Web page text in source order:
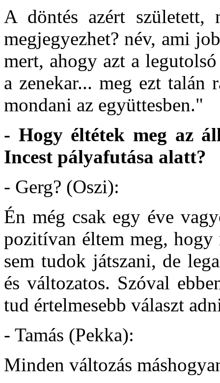
A döntés azért született,
megjegyezhet? név, ami
mert, ahogy azt a
a zenekar... meg ezt
mondani az együttesben."
- Hogy éltétek meg az
Incest pályafutása alatt?
- Gerg? (Oszi):
Én még csak egy éve
pozitívan éltem meg, hogy
sem tudok játszani, de
és változatos. Szóval
tud értelmesebb választ
- Tamás (Pekka):
Minden változás